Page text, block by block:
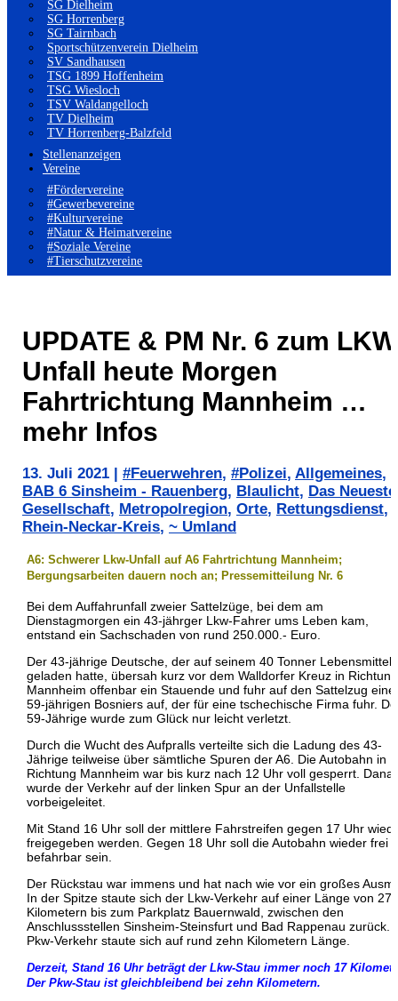
SG Dielheim
SG Horrenberg
SG Tairnbach
Sportschützenverein Dielheim
SV Sandhausen
TSG 1899 Hoffenheim
TSG Wiesloch
TSV Waldangelloch
TV Dielheim
TV Horrenberg-Balzfeld
Stellenanzeigen
Vereine
#Fördervereine
#Gewerbevereine
#Kulturvereine
#Natur & Heimatvereine
#Soziale Vereine
#Tierschutzvereine
UPDATE & PM Nr. 6 zum
Unfall heute Morgen
Fahrtrichtung Mannheim …
mehr Infos
13. Juli 2021 #Feuerwehren, #Polizei, Allgemeines,
BAB 6 Sinsheim - Rauenberg, Blaulicht, Das Neueste
Gesellschaft, Metropolregion, Orte, Rettungsdienst,
Rhein-Neckar-Kreis, ~ Umland
A6: Schwerer Lkw-Unfall auf A6 Fahrtrichtung Mannheim;
Bergungsarbeiten dauern noch an; Pressemitteilung Nr. 6
Bei dem Auffahrunfall zweier Sattelzüge, bei dem am
Dienstagmorgen ein 43-jährger Lkw-Fahrer ums Leben kam,
entstand ein Sachschaden von rund 250.000.- Euro.
Der 43-jährige Deutsche, der auf seinem 40 Tonner Lebensmittel
geladen hatte, übersah kurz vor dem Walldorfer Kreuz in Richtung
Mannheim offenbar ein Stauende und fuhr auf den Sattelzug
59-jährigen Bosniers auf, der für eine tschechische Firma fuhr.
59-Jährige wurde zum Glück nur leicht verletzt.
Durch die Wucht des Aufpralls verteilte sich die Ladung des 43-
Jährige teilweise über sämtliche Spuren der A6. Die Autobahn in
Richtung Mannheim war bis kurz nach 12 Uhr voll gesperrt.
wurde der Verkehr auf der linken Spur an der Unfallstelle
vorbeigeleitet.
Mit Stand 16 Uhr soll der mittlere Fahrstreifen gegen 17 Uhr
freigegeben werden. Gegen 18 Uhr soll die Autobahn wieder frei
befahrbar sein.
Der Rückstau war immens und hat nach wie vor ein großes
In der Spitze staute sich der Lkw-Verkehr auf einer Länge von 27
Kilometern bis zum Parkplatz Bauernwald, zwischen den
Anschlussstellen Sinsheim-Steinsfurt und Bad Rappenau zurück.
Pkw-Verkehr staute sich auf rund zehn Kilometern Länge.
Derzeit, Stand 16 Uhr beträgt der Lkw-Stau immer noch 17
Der Pkw-Stau ist gleichbleibend bei zehn Kilometern.